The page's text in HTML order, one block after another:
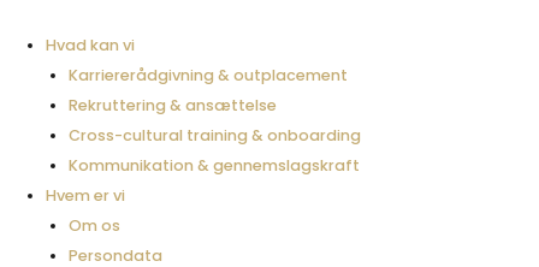
indholdet
Hvad kan vi
Karriererådgivning & outplacement
Rekruttering & ansættelse
Cross-cultural training & onboarding
Kommunikation & gennemslagskraft
Hvem er vi
Om os
Persondata